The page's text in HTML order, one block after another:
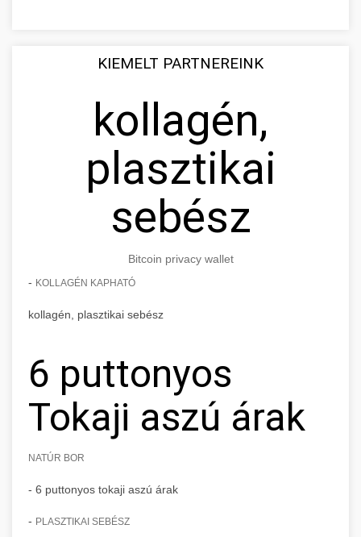
KIEMELT PARTNEREINK
kollagén,
plasztikai
sebész
Bitcoin privacy wallet
- KOLLAGÉN KAPHATÓ
kollagén, plasztikai sebész
6 puttonyos
Tokaji aszú árak
NATÚR BOR
- 6 puttonyos tokaji aszú árak
- PLASZTIKAI SEBÉSZ